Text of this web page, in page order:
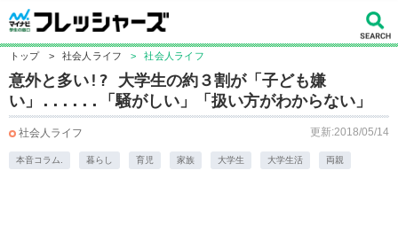
トップ > 社会人ライフ > 社会人ライフ
意外と多い!? 大学生の約３割が「子ども嫌
い」......「騒がしい」「扱い方がわからない」
社会人ライフ 更新:2018/05/14
本音コラム. 暮らし 育児 家族 大学生 大学生活 両親